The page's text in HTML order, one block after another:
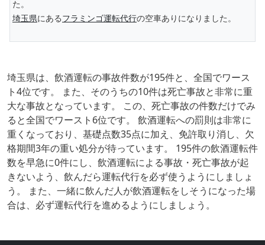
た。
埼玉県にあるフラミンゴ運転代行の空車ありになりました。
埼玉県は、飲酒運転の事故件数が195件と、全国でワース
ト4位です。 また、そのうちの10件は死亡事故と非常に重
大な事故となっています。 この、死亡事故の件数だけでみ
ると全国でワースト6位です。 飲酒運転への罰則は非常に
重くなっており、基礎点数35点に加え、免許取り消し、欠
格期間3年の重い処分が待っています。 195件の飲酒運転件
数を早急に0件にし、飲酒運転による事故・死亡事故が起
きないよう、飲んだら運転代行を必ず使うようにしましょ
う。 また、一緒に飲んだ人が飲酒運転をしそうになった場
合は、必ず運転代行を進めるようにしましょう。